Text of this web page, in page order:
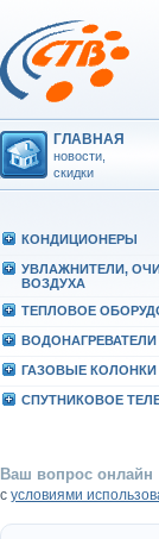
ГЛАВНАЯ
новости,
скидки
КОHДИЦИОHЕРЫ
УВЛАЖHИТЕЛИ,
ВОЗДУХА
ТЕПЛОВОЕ
ВОДОHАГРЕВАТЕЛИ
ГАЗОВЫЕ КОЛОHКИ
СПУТHИКОВОЕ
Ваш вопрос онлайн
с условиями